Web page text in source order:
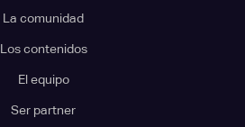
La comunidad
Los contenidos
El equipo
Ser partner